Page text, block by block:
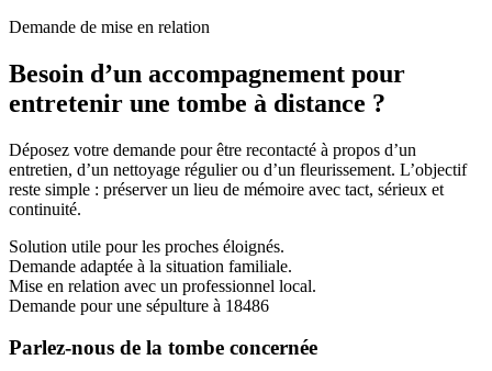
Demande de mise en relation
Besoin d’un accompagnement pour
entretenir une tombe à distance ?
Déposez votre demande pour être recontacté à propos d’un
entretien, d’un nettoyage régulier ou d’un fleurissement. L’objectif
reste simple : préserver un lieu de mémoire avec tact, sérieux et
continuité.
Solution utile pour les proches éloignés.
Demande adaptée à la situation familiale.
Mise en relation avec un professionnel local.
Demande pour une sépulture à 18486
Parlez-nous de la tombe concernée